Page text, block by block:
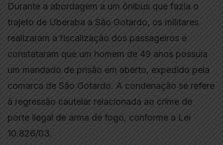
Durante a abordagem a um ônibus que fazia o
trajeto de Uberaba a São Gotardo, os militares
realizaram a fiscalização dos passageiros e
constataram que um homem de 49 anos possuía
um mandado de prisão em aberto, expedido pela
comarca de São Gotardo. A condenação se refere
à regressão cautelar relacionada ao crime de
porte ilegal de arma de fogo, conforme a Lei
10.826/03.